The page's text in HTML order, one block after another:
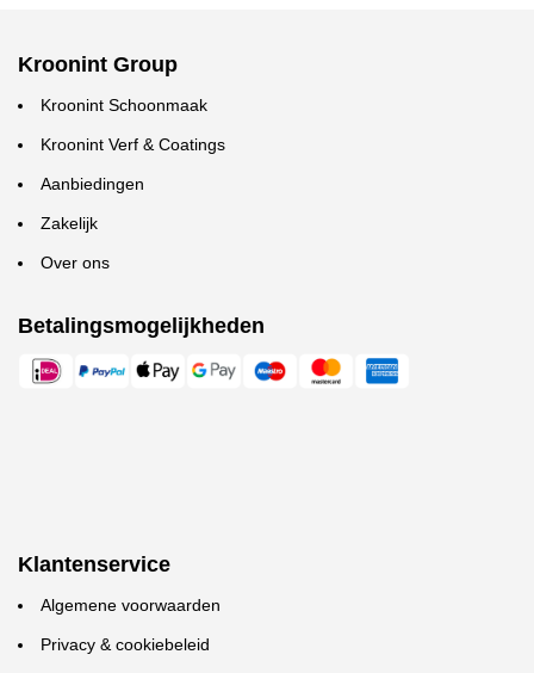
Kroonint Group
Kroonint Schoonmaak
Kroonint Verf & Coatings
Aanbiedingen
Zakelijk
Over ons
Betalingsmogelijkheden
Klantenservice
Algemene voorwaarden
Privacy & cookiebeleid